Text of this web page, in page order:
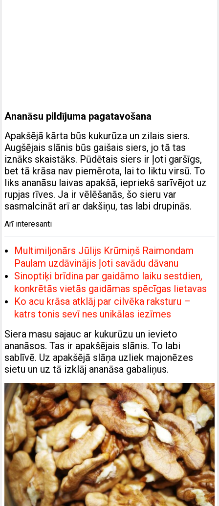
Ananāsu pildījuma pagatavošana
Apakšējā kārta būs kukurūza un zilais siers.
Augšējais slānis būs gaišais siers, jo tā tas
iznāks skaistāks. Pūdētais siers ir ļoti garšīgs,
bet tā krāsa nav piemērota, lai to liktu virsū. To
liks ananāsu laivas apakšā, iepriekš sarīvējot uz
rupjas rīves. Ja ir vēlēšanās, šo sieru var
sasmalcināt arī ar dakšiņu, tas labi drupinās.
Arī interesanti
Multimiljonārs Jūlijs Krūmiņš Raimondam
Paulam uzdāvinājis ļoti savādu dāvanu
Sinoptiķi brīdina par gaidāmo laiku sestdien,
konkrētās vietās gaidāmas spēcīgas lietavas
Ko acu krāsa atklāj par cilvēka raksturu –
katrs tonis sevī nes unikālas iezīmes
Siera masu sajauc ar kukurūzu un ievieto
ananāsos. Tas ir apakšējais slānis. To labi
sablīvē. Uz apakšējā slāņa uzliek majonēzes
sietu un uz tā izklāj ananāsa gabaliņus.